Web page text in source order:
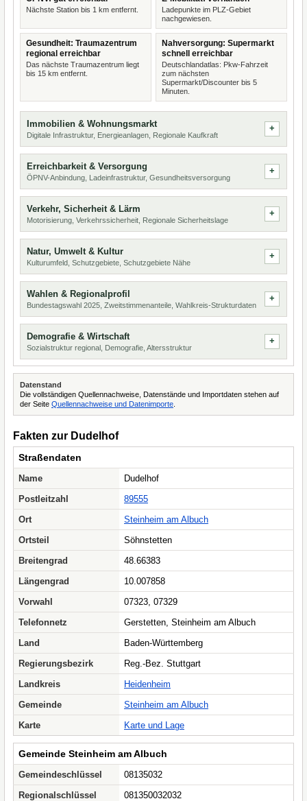
Nächste Station bis 1 km entfernt.
Ladepunkte im PLZ-Gebiet
nachgewiesen.
Gesundheit: Traumazentrum
regional erreichbar
Das nächste Traumazentrum liegt
bis 15 km entfernt.
Nahversorgung: Supermarkt
schnell erreichbar
Deutschlandatlas: Pkw-Fahrzeit
zum nächsten
Supermarkt/Discounter bis 5
Minuten.
Immobilien & Wohnungsmarkt
Digitale Infrastruktur, Energieanlagen, Regionale Kaufkraft
Erreichbarkeit & Versorgung
ÖPNV-Anbindung, Ladeinfrastruktur, Gesundheitsversorgung
Verkehr, Sicherheit & Lärm
Motorisierung, Verkehrssicherheit, Regionale Sicherheitslage
Natur, Umwelt & Kultur
Kulturumfeld, Schutzgebiete, Schutzgebiete Nähe
Wahlen & Regionalprofil
Bundestagswahl 2025, Zweitstimmenanteile, Wahlkreis-Strukturdaten
Demografie & Wirtschaft
Sozialstruktur regional, Demografie, Altersstruktur
Datenstand
Die vollständigen Quellennachweise, Datenstände und Importdaten stehen auf
der Seite Quellennachweise und Datenimporte
Fakten zur Dudelhof
Straßendaten
Name
Dudelhof
Postleitzahl
89555
Ort
Steinheim am Albuch
Ortsteil
Söhnstetten
Breitengrad
48.66383
Längengrad
10.007858
Vorwahl
07323, 07329
Telefonnetz
Gerstetten, Steinheim am Albuch
Land
Baden-Württemberg
Regierungsbezirk
Reg.-Bez. Stuttgart
Landkreis
Heidenheim
Gemeinde
Steinheim am Albuch
Karte
Karte und Lage
Gemeinde Steinheim am Albuch
Gemeindeschlüssel
08135032
Regionalschlüssel
081350032032